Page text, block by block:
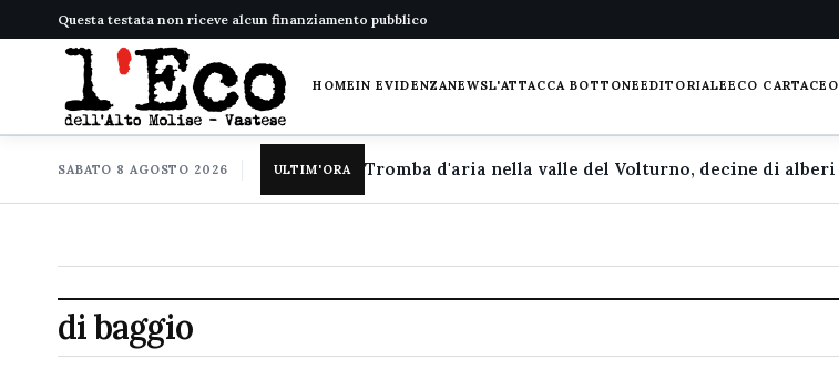
Questa testata non riceve alcun finanziamento pubblico
HOMEIN EVIDENZANEWSL'ATTACCA BOTTONEEDITORIALEECO CARTACEO
SABATO 8 AGOSTO 2026 ULTIM'ORA
di baggio